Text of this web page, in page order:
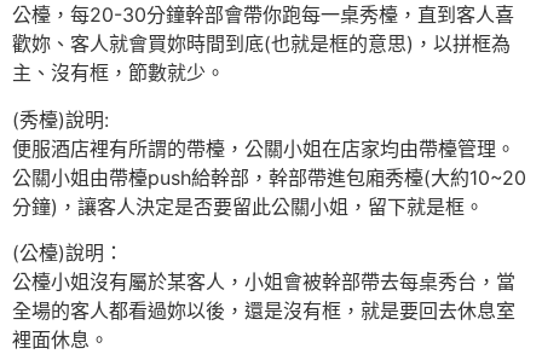
公檯，每20-30分鐘幹部會帶你跑每一桌秀檯，直到客人喜
歡妳、客人就會買妳時間到底(也就是框的意思)，以拼框為
主、沒有框，節數就少。
(秀檯)說明:
便服酒店裡有所謂的帶檯，公關小姐在店家均由帶檯管理。
公關小姐由帶檯push給幹部，幹部帶進包廂秀檯(大約10~20
分鐘)，讓客人決定是否要留此公關小姐，留下就是框。
(公檯)說明：
公檯小姐沒有屬於某客人，小姐會被幹部帶去每桌秀台，當
全場的客人都看過妳以後，還是沒有框，就是要回去休息室
裡面休息。